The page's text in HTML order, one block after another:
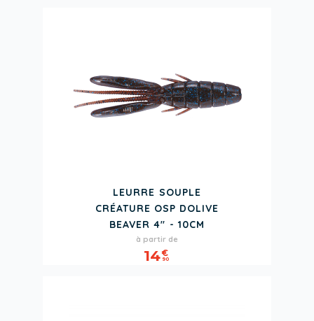
LEURRE SOUPLE
CRÉATURE OSP DOLIVE
BEAVER 4" - 10CM
Prix
à partir de
14€
90